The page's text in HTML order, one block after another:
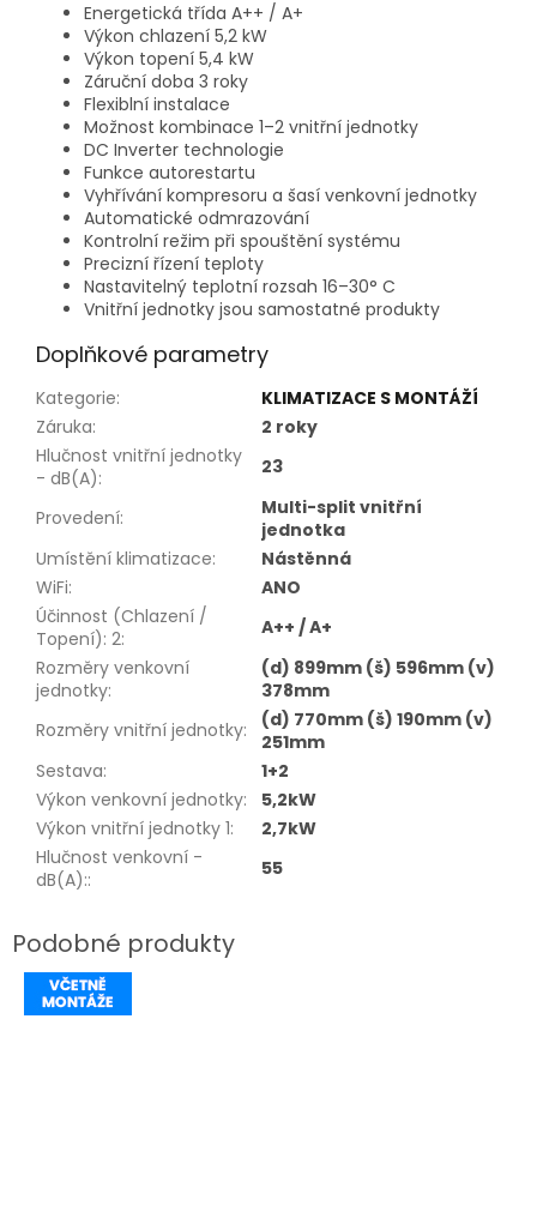
Energetická třída A++ / A+
Výkon chlazení 5,2 kW
Výkon topení 5,4 kW
Záruční doba 3 roky
Flexiblní instalace
Možnost kombinace 1–2 vnitřní jednotky
DC Inverter technologie
Funkce autorestartu
Vyhřívání kompresoru a šasí venkovní jednotky
Automatické odmrazování
Kontrolní režim při spouštění systému
Precizní řízení teploty
Nastavitelný teplotní rozsah 16–30° C
Vnitřní jednotky jsou samostatné produkty
Doplňkové parametry
Kategorie:
KLIMATIZACE S MONTÁŽÍ
Záruka:
2 roky
Hlučnost vnitřní jednotky
- dB(A): 23
Provedení:
Multi-split vnitřní
jednotka
Umístění klimatizace:
Nástěnná
WiFi:
ANO
Účinnost (Chlazení /
Topení): 2:
A++ / A+
Rozměry venkovní
jednotky:
(d) 899mm (š) 596mm (v)
378mm
Rozměry vnitřní jednotky:
(d) 770mm (š) 190mm (v)
251mm
Sestava:
1+2
Výkon venkovní jednotky:
5,2kW
Výkon vnitřní jednotky 1:
2,7kW
Hlučnost venkovní -
dB(A):: 55